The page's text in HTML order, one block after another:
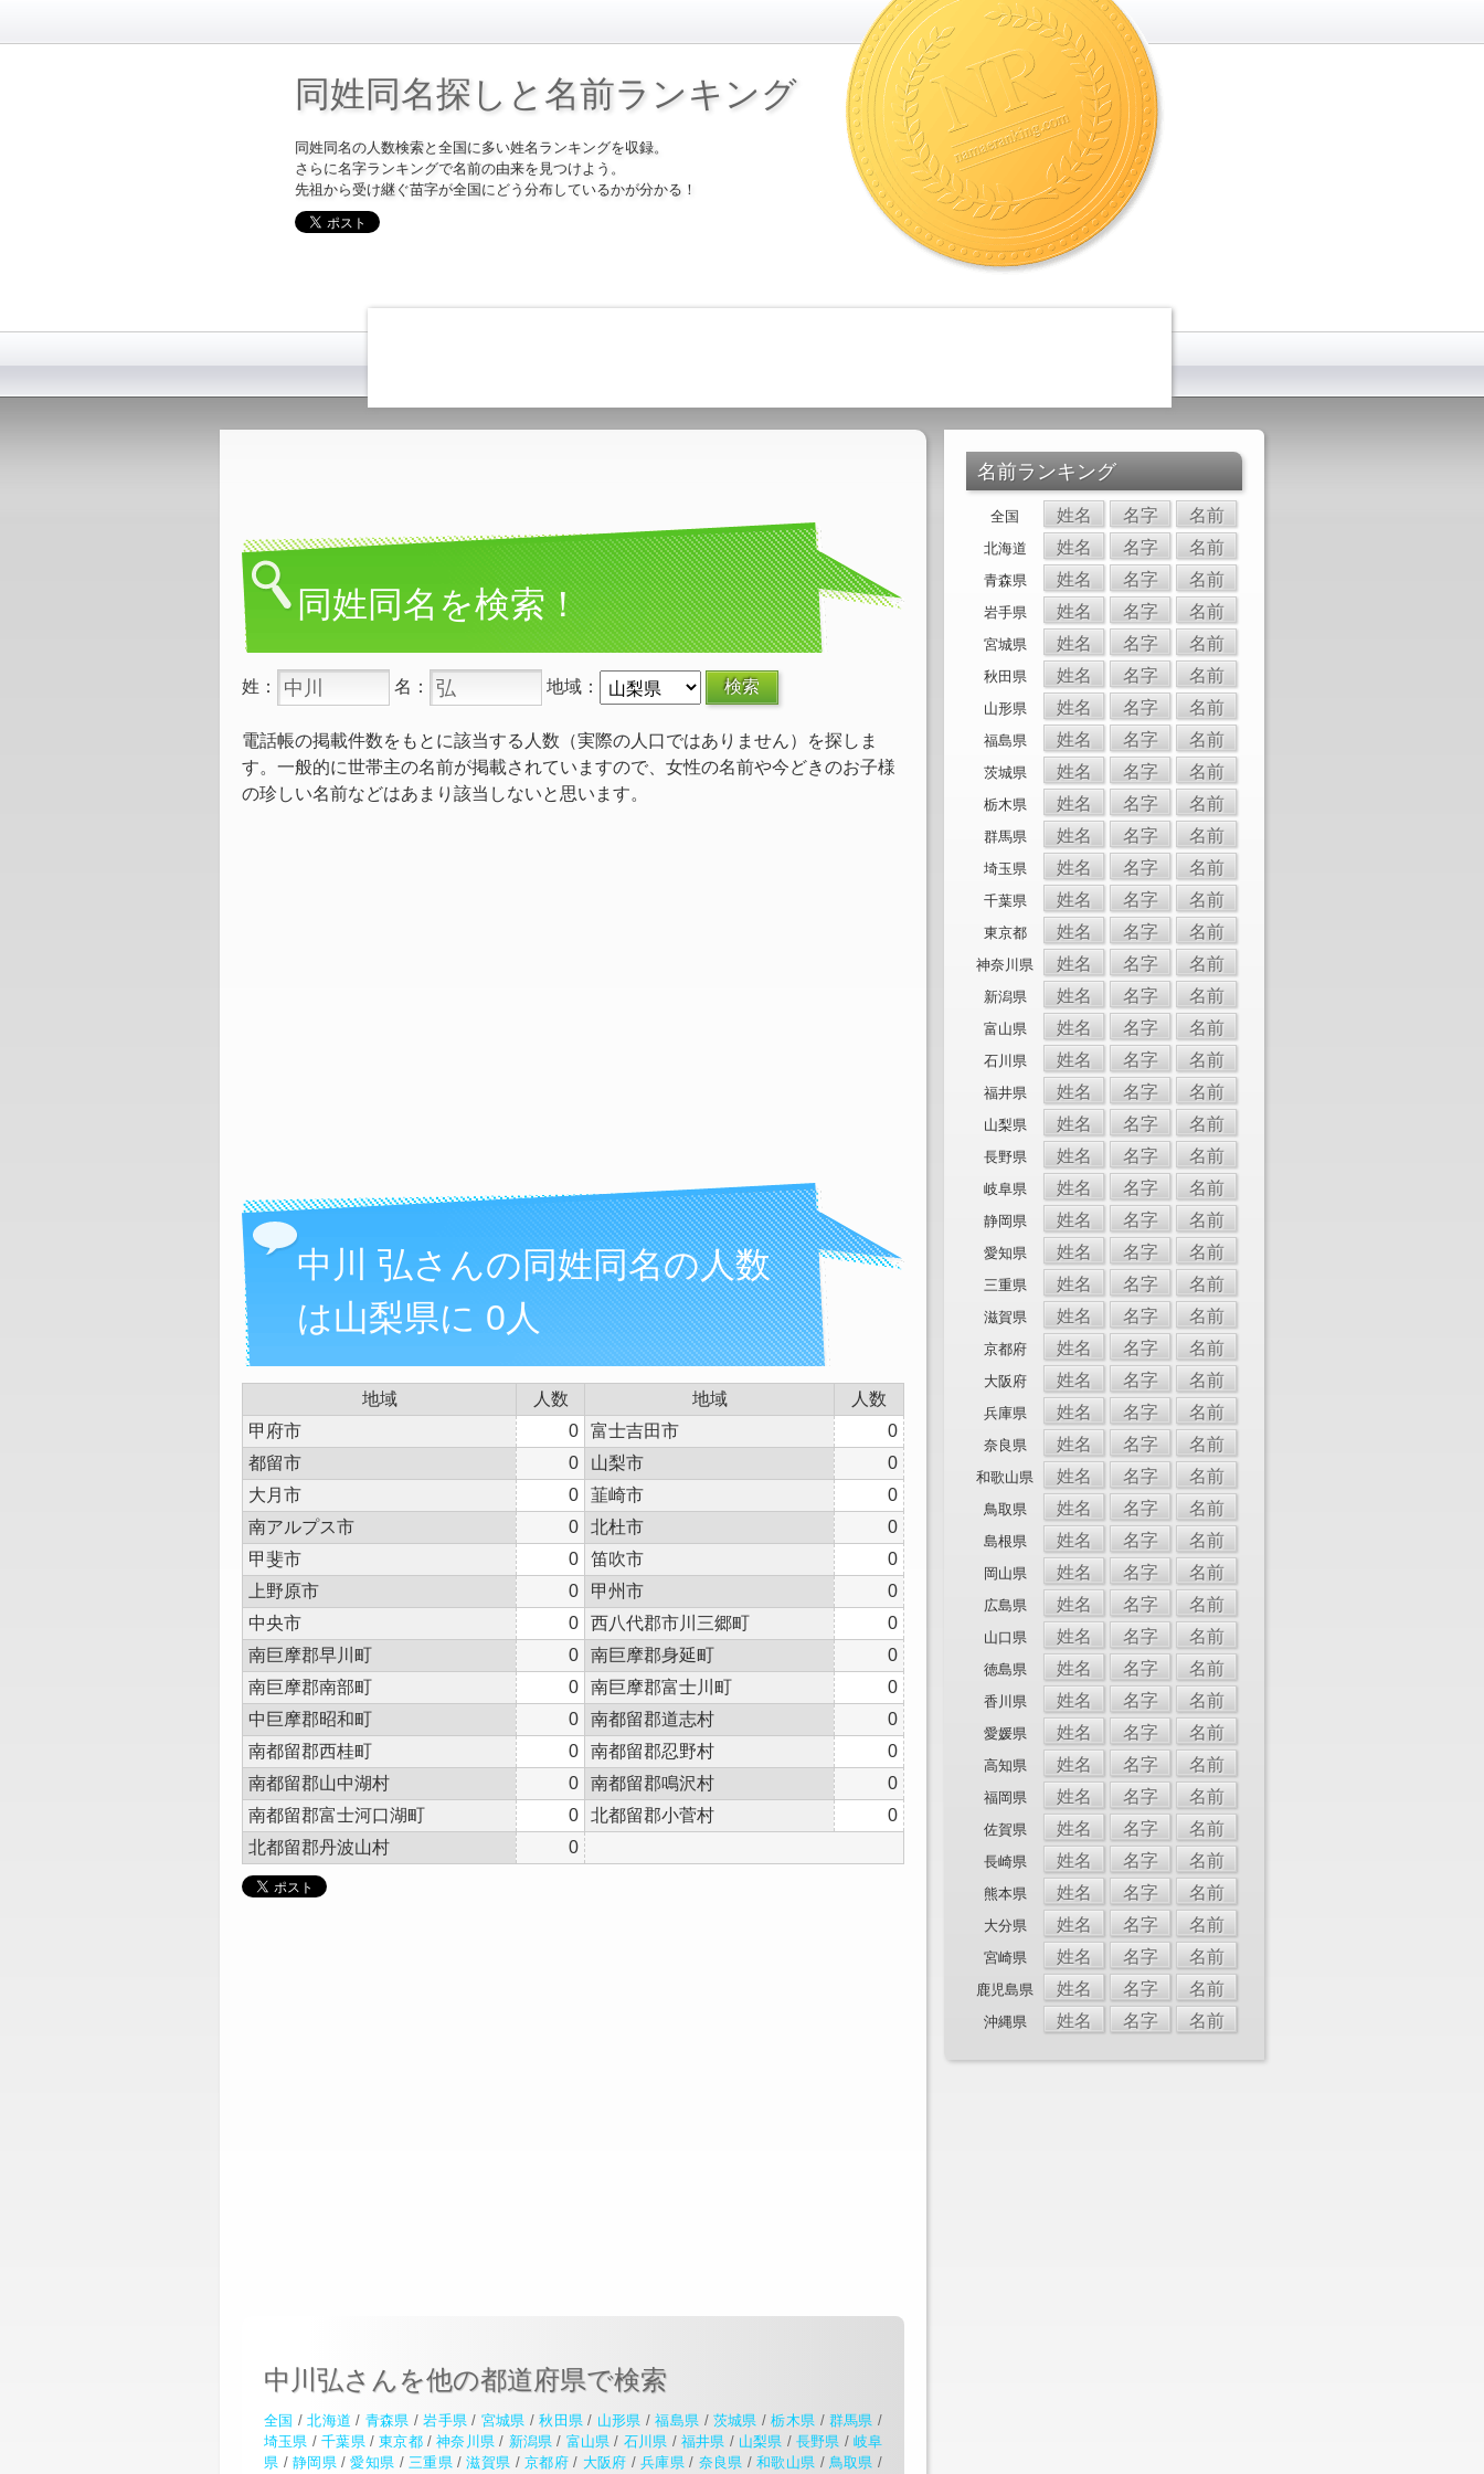
同姓同名探しと名前ランキング
同姓同名の人数検索と全国に多い姓名ランキングを収録。
さらに名字ランキングで名前の由来を見つけよう。
先祖から受け継ぐ苗字が全国にどう分布しているかが分かる！
同姓同名を検索！
姓： 名： 地域：
電話帳の掲載件数をもとに該当する人数（実際の人口ではありません）を探しま
す。一般的に世帯主の名前が掲載されていますので、女性の名前や今どきのお子様
の珍しい名前などはあまり該当しないと思います。
中川 弘さんの同姓同名の人数
は山梨県に 0人
地域 人数 地域
人数
甲府市
0 富士吉田市
0
都留市
0 山梨市
0
大月市
0 韮崎市
0
南アルプス市
0 北杜市
0
甲斐市
0 笛吹市
0
上野原市
0 甲州市
0
中央市
0 西八代郡市川三郷町
0
南巨摩郡早川町
0 南巨摩郡身延町
0
南巨摩郡南部町
0 南巨摩郡富士川町
0
中巨摩郡昭和町
0 南都留郡道志村
0
南都留郡西桂町
0 南都留郡忍野村
0
南都留郡山中湖村
0 南都留郡鳴沢村
0
南都留郡富士河口湖町
0 北都留郡小菅村
0
北都留郡丹波山村
0
中川弘さんを他の都道府県で検索
全国 /北海道 / 青森県 /岩手県 / 宮城県 /秋田県 / 山形県 /福島県 / 茨城県 /栃木県 / 群馬県 /
埼玉県 /千葉県/東京都/神奈川県 / 新潟県 / 富山県 / 石川県 / 福井県 / 山梨県 / 長野県 / 岐阜
県 / 静岡県/愛知県 / 三重県/滋賀県 / 京都府/ 大阪府 /兵庫県/ 奈良県 /和歌山県 / 鳥取県 /
名前ランキング
全国 姓名 名字 名前
北海道 姓名 名字 名前
青森県 姓名 名字 名前
岩手県 姓名 名字 名前
宮城県 姓名 名字 名前
秋田県 姓名 名字 名前
山形県 姓名 名字 名前
福島県 姓名 名字 名前
茨城県 姓名 名字 名前
栃木県 姓名 名字 名前
群馬県 姓名 名字 名前
埼玉県 姓名 名字 名前
千葉県 姓名 名字 名前
東京都 姓名 名字 名前
神奈川県 姓名 名字 名前
新潟県 姓名 名字 名前
富山県 姓名 名字 名前
石川県 姓名 名字 名前
福井県 姓名 名字 名前
山梨県 姓名 名字 名前
長野県 姓名 名字 名前
岐阜県 姓名 名字 名前
静岡県 姓名 名字 名前
愛知県 姓名 名字 名前
三重県 姓名 名字 名前
滋賀県 姓名 名字 名前
京都府 姓名 名字 名前
大阪府 姓名 名字 名前
兵庫県 姓名 名字 名前
奈良県 姓名 名字 名前
和歌山県 姓名 名字 名前
鳥取県 姓名 名字 名前
島根県 姓名 名字 名前
岡山県 姓名 名字 名前
広島県 姓名 名字 名前
山口県 姓名 名字 名前
徳島県 姓名 名字 名前
香川県 姓名 名字 名前
愛媛県 姓名 名字 名前
高知県 姓名 名字 名前
福岡県 姓名 名字 名前
佐賀県 姓名 名字 名前
長崎県 姓名 名字 名前
熊本県 姓名 名字 名前
大分県 姓名 名字 名前
宮崎県 姓名 名字 名前
鹿児島県 姓名 名字 名前
沖縄県 姓名 名字 名前